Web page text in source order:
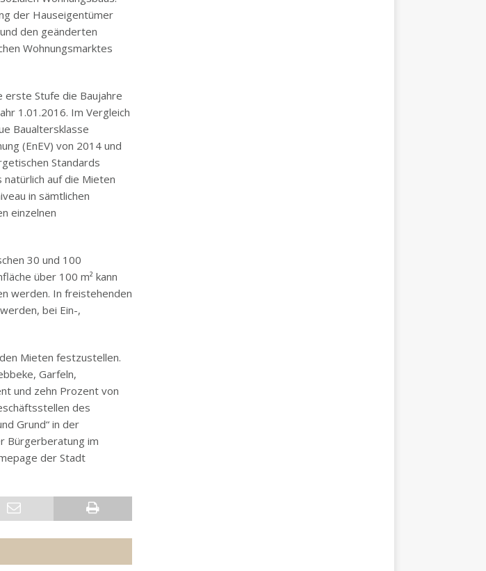
der Hauseigentümer
den geänderten
Wohnungsmarktes
erste Stufe die Baujahre
1.01.2016. Im Vergleich
Baualtersklasse
(EnEV) von 2014 und
Standards
auf die Mieten
in sämtlichen
einzelnen
30 und 100
über 100 m² kann
werden. In freistehenden
bei Ein-,
Mieten festzustellen.
Garfeln,
und zehn Prozent von
des
Grund“ in der
Bürgerberatung im
der Stadt